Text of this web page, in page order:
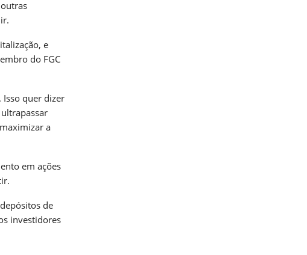
e
do FGC
Isso quer dizer
a
em ações
de
investidores